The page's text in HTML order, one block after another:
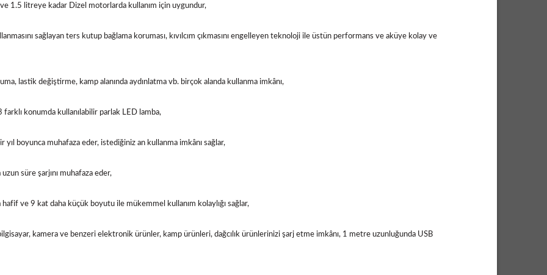
1.5 litreye kadar Dizel motorlarda kullanım için uygundur,
sağlayan ters kutup bağlama koruması, kıvılcım çıkmasını engelleyen teknoloji ile üstün performans ve aküye kolay ve
lastik değiştirme, kamp alanında aydınlatma vb. birçok alanda kullanma imkânı,
konumda kullanılabilir parlak LED lamba,
yıl boyunca muhafaza eder, istediğiniz an kullanma imkânı sağlar,
süre şarjını muhafaza eder,
hafif ve 9 kat daha küçük boyutu ile mükemmel kullanım kolaylığı sağlar,
kamera ve benzeri elektronik ürünler, kamp ürünleri, dağcılık ürünlerinizi şarj etme imkânı, 1 metre uzunluğunda USB